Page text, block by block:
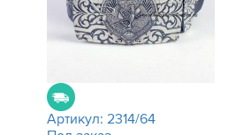
Артикул: 2314/64